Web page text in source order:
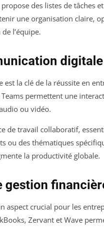
des listes de tâches
une organisation claire,
l’équipe.
digitale
est la clé de la réussite en
permettent une
ou vidéo.
de travail collaboratif,
ou des thématiques
la productivité globale.
gestion
aspect crucial pour les
Zervant et Wave